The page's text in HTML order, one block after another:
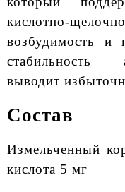
кислотно-
возбудимость и
стабильность
выводит
Состав
Измельченный
кислота 5 мг